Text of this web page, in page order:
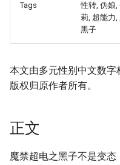
Tags
性转, 伪娘,
莉, 超能力,
黑子
本文由多元性别中文数字
版权归原作者所有。
正文
魔禁超电之黑子不是变态